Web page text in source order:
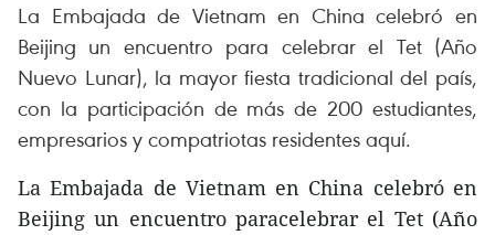
La Embajada de Vietnam en China celebró en
Beijing un encuentro para celebrar el Tet (Año
Nuevo Lunar), la mayor fiesta tradicional del país,
con la participación de más de 200 estudiantes,
empresarios y compatriotas residentes aquí.
La Embajada de Vietnam en China celebró en
Beijing un encuentro paracelebrar el Tet (Año